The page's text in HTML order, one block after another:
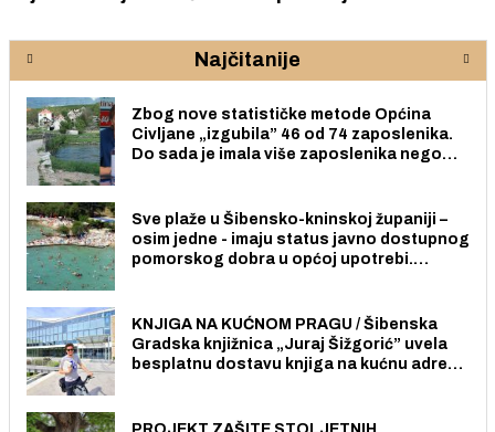
Najčitanije
Zbog nove statističke metode Općina
Civljane „izgubila” 46 od 74 zaposlenika.
Do sada je imala više zaposlenika nego
Sve plaže u Šibensko-kninskoj županiji –
osim jedne - imaju status javno dostupnog
pomorskog dobra u općoj upotrebi.
KNJIGA NA KUĆNOM PRAGU / Šibenska
Gradska knjižnica „Juraj Šižgorić” uvela
besplatnu dostavu knjiga na kućnu adresu